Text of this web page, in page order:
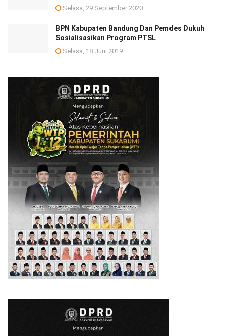
Selasa, 29 September 2020
BPN Kabupaten Bandung Dan Pemdes Dukuh
Sosialisasikan Program PTSL
Selasa, 18 Juni 2019